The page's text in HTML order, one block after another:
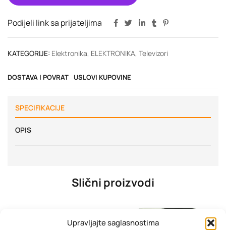
Upravljajte saglasnostima
Podijeli link sa prijateljima
KATEGORIJE: Elektronika, ELEKTRONIKA, Televizori
DOSTAVA I POVRAT USLOVI KUPOVINE
SPECIFIKACIJE
OPIS
Slični proizvodi